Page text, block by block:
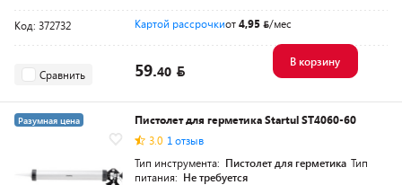
Код: 372732 Картой рассрочкиот4,95 /мес
Сравнить 59.40
В корзину
Разумная цена
Пистолет для герметика Startul ST4060-60
3.0 1 отзыв
Тип инструмента: Пистолет для герметика Тип
питания: Не требуется